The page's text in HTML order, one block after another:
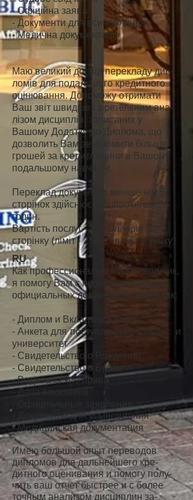
- Офіційна заява
- Документи для всиновлення
- Медична документація
Маю великий досвід перекладу дип-
ломів для подальшого кредитного
оцінювання. Допоможу отримати
Ваш звіт швидше і з ретельним ана-
лізом дисциплін, записаних у
Вашому Додатку до Диплома, що
дозволить Вам зекономити більше
грошей за кредит/години в Вашому
подальшому навчанні.
Переклад документів менше ніж 5
сторінок здійснюється протягом 24
годин.
Вартість послуг - 40 долларів за
сторінку (ліміт - 250 слів на сторінку)
RU
Как профессиональный перевод-чик,
я помогу Вам с переводом любых
официальных документов, таких как:
- Диплом и Вкладыш к нему
- Анкета для поступления в школу и
университет
- Свидетельство о Рождении
- Свидетельство о Браке
- Водительские права
- Дача показаний
- Документы для усыновления
- Медицинская документация
Имею большой опыт переводов
дипломов для дальнейшего кре-
дитного оценивания и помогу полу-
чить ваш отчет быстрее и с более
точным анализом дисциплин за-